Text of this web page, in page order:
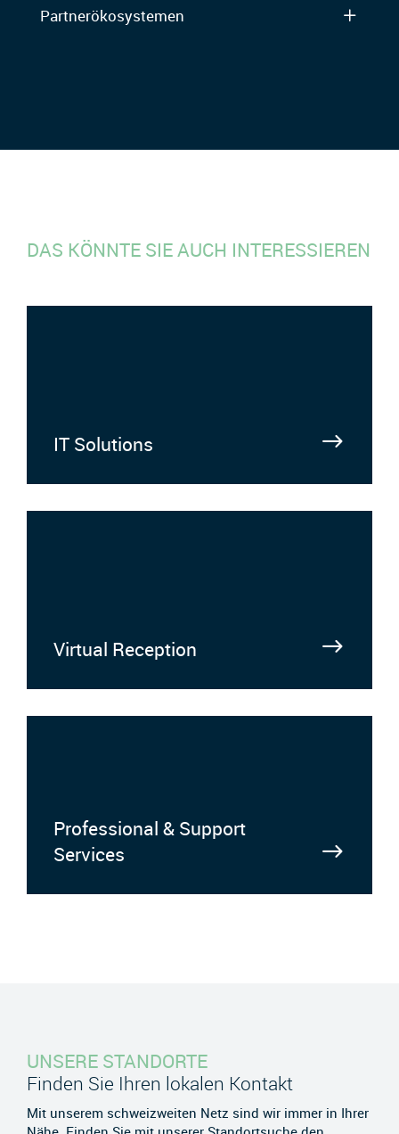
Partnerökosystemen
DAS KÖNNTE SIE AUCH INTERESSIEREN
IT Solutions
Virtual Reception
Professional & Support
Services
UNSERE STANDORTE
Finden Sie Ihren lokalen Kontakt
Mit unserem schweizweiten Netz sind wir immer in Ihrer